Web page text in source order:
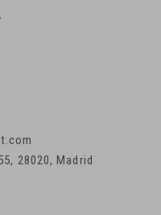
28020, Madrid